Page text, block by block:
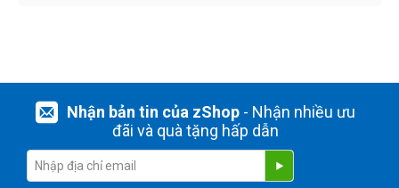
Nhận bản tin của zShop- Nhận nhiều ưu
đãi và quà tặng hấp dẫn